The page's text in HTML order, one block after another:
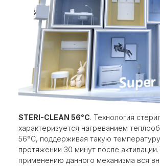
STERI-CLEAN 56°C. Технология
характеризуется нагреванием
56°С, поддерживая такую
протяжении 30 минут после
применению данного механизма вся